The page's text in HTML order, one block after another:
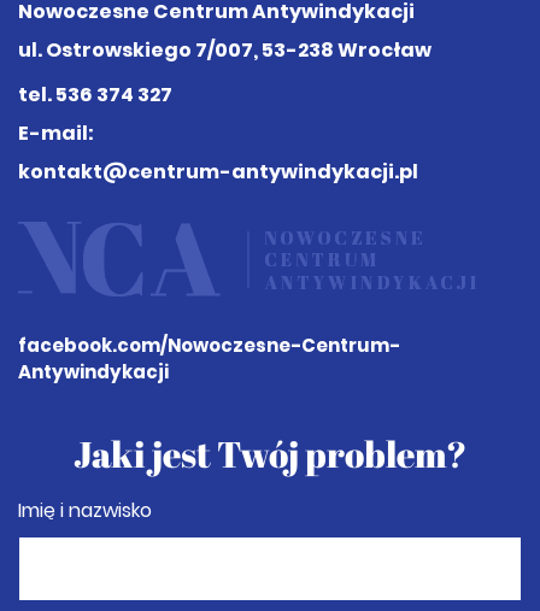
Nowoczesne Centrum Antywindykacji
ul. Ostrowskiego 7/007, 53-238 Wrocław
tel.536 374 327
E-mail:
kontakt@centrum-antywindykacji.pl
facebook.com/Nowoczesne-Centrum-
Antywindykacji
Jaki jest Twój problem?
Imię i nazwisko